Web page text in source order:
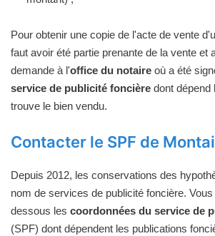
Pour obtenir une copie de l'acte de vente
faut avoir été partie prenante de la vente et
demande à l'office du notaire où a été
service de publicité foncière dont dépend
trouve le bien vendu.
Contacter le SPF de
Depuis 2012, les conservations des
nom de services de publicité foncière.
dessous les coordonnées du service de
(SPF) dont dépendent les publications